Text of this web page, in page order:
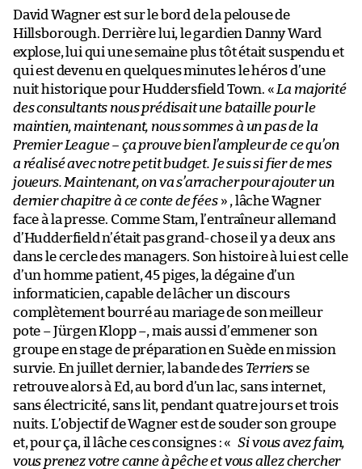
David Wagner est sur le bord de la pelouse de
Hillsborough. Derrière lui, le gardien Danny Ward
explose, lui qui une semaine plus tôt était suspendu et
qui est devenu en quelques minutes le héros d’une
nuit historique pour Huddersfield Town. « La majorité
des consultants nous prédisait une bataille pour le
maintien, maintenant, nous sommes à un pas de la
Premier League – ça prouve bien l’ampleur de ce qu’on
a réalisé avec notre petit budget. Je suis si fier de mes
joueurs. Maintenant, on va s’arracher pour ajouter un
dernier chapitre à ce conte de fées» , lâche Wagner
face à la presse. Comme Stam, l’entraîneur allemand
d’Hudderfield n’était pas grand-chose il y a deux ans
dans le cercle des managers. Son histoire à lui est celle
d’un homme patient, 45 piges, la dégaine d’un
informaticien, capable de lâcher un discours
complètement bourré au mariage de son meilleur
pote – Jürgen Klopp –, mais aussi d’emmener son
groupe en stage de préparation en Suède en mission
survie. En juillet dernier, la bande des Terriers se
retrouve alors à Ed, au bord d’un lac, sans internet,
sans électricité, sans lit, pendant quatre jours et trois
nuits. L’objectif de Wagner est de souder son groupe
et, pour ça, il lâche ces consignes : «Si vous avez faim,
vous prenez votre canne à pêche et vous allez chercher